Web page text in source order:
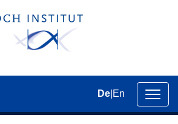
De En